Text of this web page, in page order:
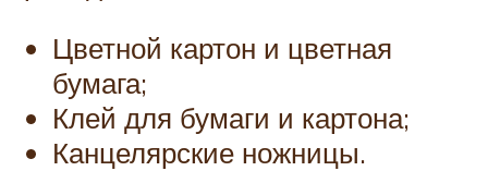
Цветной картон и цветная
бумага;
Клей для бумаги и картона;
Канцелярские ножницы.